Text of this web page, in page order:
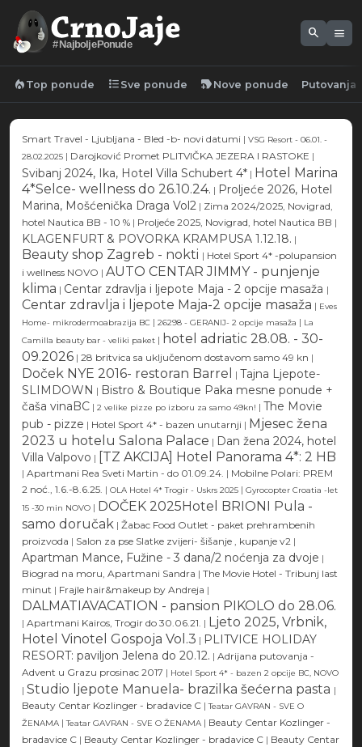
#NajboljePonude
search menu
local_fire_department Top ponude format_list_bulleted Sve ponude new_label Nove ponude Putovanja
Smart Travel - Ljubljana - Bled -b- novi datumi | VSG Resort - 06.01. -
28.02.2025 | Darojković Promet PLITVIČKA JEZERA I RASTOKE |
Svibanj 2024, Ika, Hotel Villa Schubert 4* | Hotel Marina
4*Selce- wellness do 26.10.24. | Proljeće 2026, Hotel
Marina, Mošćenička Draga Vol2 | Zima 2024/2025, Novigrad,
hotel Nautica BB - 10 % | Proljeće 2025, Novigrad, hotel Nautica BB |
KLAGENFURT & POVORKA KRAMPUSA 1.12.18. |
Beauty shop Zagreb - nokti | Hotel Sport 4* -polupansion
i wellness NOVO | AUTO CENTAR JIMMY - punjenje
klima | Centar zdravlja i ljepote Maja - 2 opcije masaža |
Centar zdravlja i ljepote Maja-2 opcije masaža | Eves
Home- mikrodermoabrazija BC | 26298 - GERANIJ- 2 opcije masaža | La
Camilla beauty bar - veliki paket | hotel adriatic 28.08. - 30-
09.2026 | 28 britvica sa uključenom dostavom samo 49 kn |
Doček NYE 2016- restoran Barrel | Tajna Ljepote-
SLIMDOWN | Bistro & Boutique Paka mesne ponude +
čaša vinaBC | 2 velike pizze po izboru za samo 49kn! | The Movie
pub - pizze | Hotel Sport 4* - bazen unutarnji | Mjesec žena
2023 u hotelu Salona Palace | Dan žena 2024, hotel
Villa Valpovo | [TZ AKCIJA] Hotel Panorama 4*: 2 HB
| Apartmani Rea Sveti Martin - do 01.09.24. | Mobilne Polari: PREM
2 noć., 1.6.-8.6.25. | OLA Hotel 4* Trogir - Uskrs 2025 | Gyrocopter Croatia -let
15 -30 min NOVO | DOČEK 2025Hotel BRIONI Pula -
samo doručak | Žabac Food Outlet - paket prehrambenih
proizvoda | Salon za pse Slatke zvijeri- šišanje , kupanje v2 |
Apartman Mance, Fužine - 3 dana/2 noćenja za dvoje |
Biograd na moru, Apartmani Sandra | The Movie Hotel - Tribunj last
minut | Frajle hair&makeup by Andreja |
DALMATIAVACATION - pansion PIKOLO do 28.06.
| Apartmani Kairos, Trogir do 30.06.21. | Ljeto 2025, Vrbnik,
Hotel Vinotel Gospoja Vol.3 | PLITVICE HOLIDAY
RESORT: paviljon Jelena do 20.12. | Adrijana putovanja -
Advent u Grazu prosinac 2017 | Hotel Sport 4* - bazen 2 opcije BC, NOVO
| Studio ljepote Manuela- brazilka šećerna pasta |
Beauty Centar Kozlinger - bradavice C | Teatar GAVRAN - SVE O
ŽENAMA | Teatar GAVRAN - SVE O ŽENAMA | Beauty Centar Kozlinger -
bradavice C | Beauty Centar Kozlinger - bradavice C | Beauty Centar